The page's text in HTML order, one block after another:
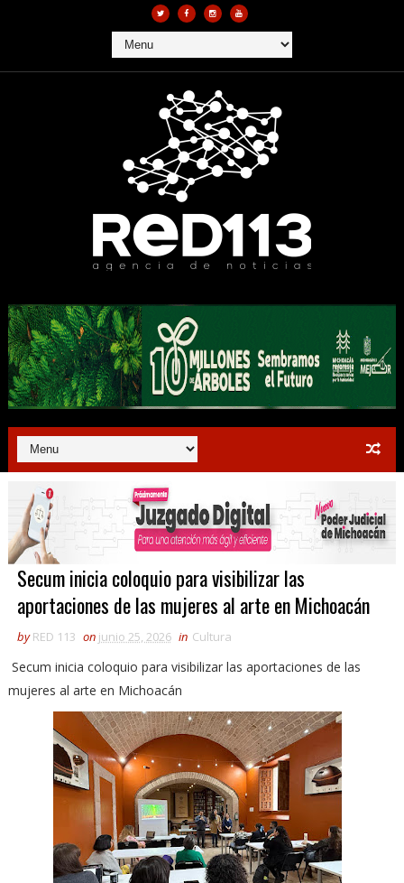
Secum inicia coloquio para visibilizar las
aportaciones de las mujeres al arte en Michoacán
by RED 113 on junio 25, 2026 in Cultura
Secum inicia coloquio para visibilizar las aportaciones de las
mujeres al arte en Michoacán